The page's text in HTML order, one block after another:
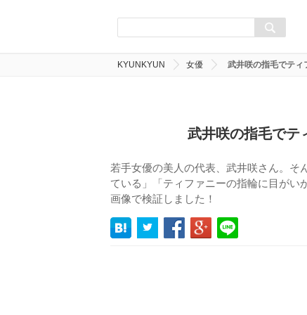
KYUNKYUN 女優 武井咲の指毛でティ
武井咲の指毛でテ
若手女優の美人の代表、武井咲さん。そ
ている」「ティファニーの指輪に目がい
画像で検証しました！